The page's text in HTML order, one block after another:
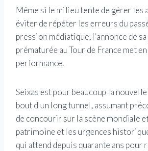
Même si le milieu tente de gérer les
éviter de répéter les erreurs du
pression médiatique, l'annonce de
prématurée au Tour de France met
performance.
Seixas est pour beaucoup la
bout d'un long tunnel, assumant
de concourir sur la scène mondiale
patrimoine et les urgences
qui attend depuis quarante ans pour